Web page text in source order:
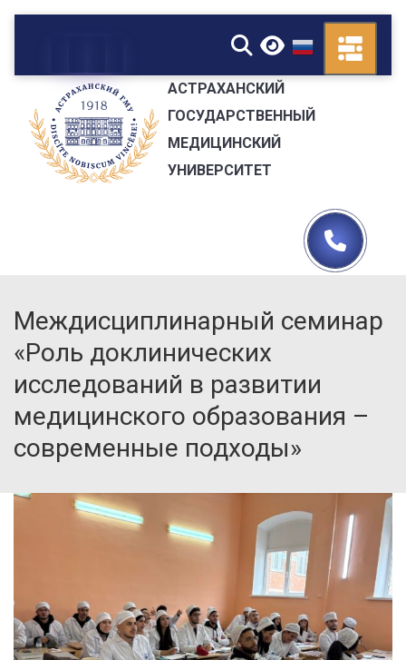
▼
АСТРАХАНСКИЙ
ГОСУДАРСТВЕННЫЙ
МЕДИЦИНСКИЙ
УНИВЕРСИТЕТ
Междисциплинарный семинар
«Роль доклинических
исследований в развитии
медицинского образования –
современные подходы»